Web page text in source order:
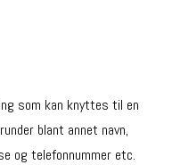
som kan knyttes til en
blant annet navn,
og telefonnummer etc.